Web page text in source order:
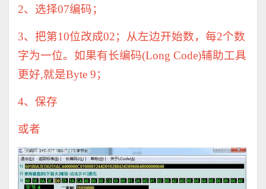
2、选择07编码；
3、把第10位改成02；从左边开始数，每2个数
字为一位。如果有长编码(Long Code)辅助工具
更好,就是Byte 9；
4、保存
或者